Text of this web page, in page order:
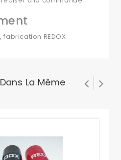
REDOX.
La Même